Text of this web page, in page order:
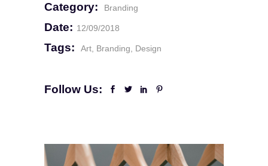
Category: Branding
Date: 12/09/2018
Tags: Art Branding Design
Follow Us: